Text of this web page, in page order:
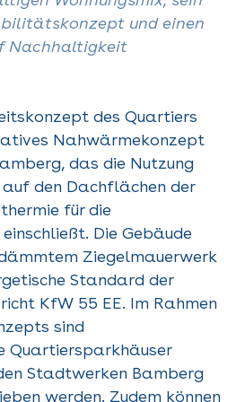
und einen
Nachhaltigkeit
des Quartiers
Nahwärmekonzept
das die Nutzung
den Dachflächen der
für die
Die Gebäude
Ziegelmauerwerk
Standard der
KfW 55 EE. Im Rahmen
sind
Quartiersparkhäuser
Stadtwerken Bamberg
werden. Zudem können